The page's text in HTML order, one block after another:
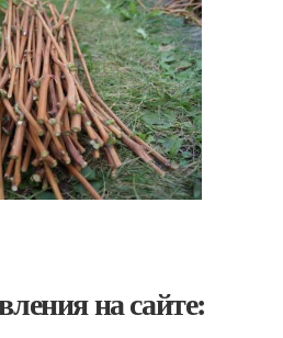
на сайте: